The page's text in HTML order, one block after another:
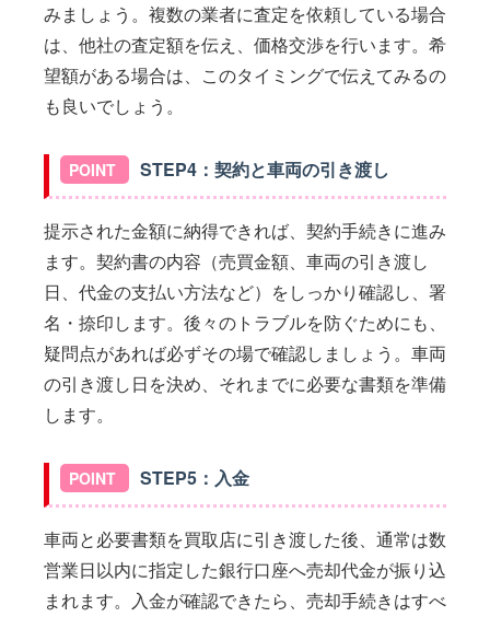
みましょう。複数の業者に査定を依頼している場合
は、他社の査定額を伝え、価格交渉を行います。希
望額がある場合は、このタイミングで伝えてみるの
も良いでしょう。
STEP4：契約と車両の引き渡し
提示された金額に納得できれば、契約手続きに進み
ます。契約書の内容（売買金額、車両の引き渡し
日、代金の支払い方法など）をしっかり確認し、署
名・捺印します。後々のトラブルを防ぐためにも、
疑問点があれば必ずその場で確認しましょう。車両
の引き渡し日を決め、それまでに必要な書類を準備
します。
STEP5：入金
車両と必要書類を買取店に引き渡した後、通常は数
営業日以内に指定した銀行口座へ売却代金が振り込
まれます。入金が確認できたら、売却手続きはすべ